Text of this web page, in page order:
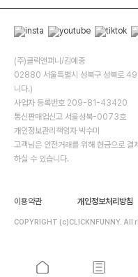
(주)클릭앤퍼니/김예중
02880 서울특별시 성북구 성북로 49
니다.)
사업자 등록번호 209-81-43420
통신판매업신고 서울성북-0073호
개인정보관리책임자 박수미
고객님은 안전거래를 위해 현금으로
하실 수 있습니다.
이용약관 개인정보처리방침
COPYRIGHT (c)CLICKNFUNNY. All